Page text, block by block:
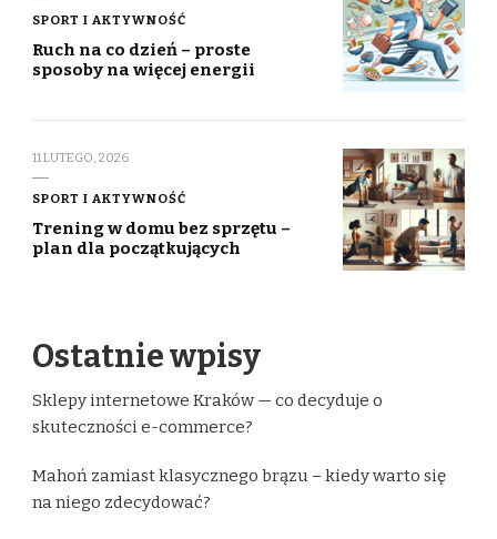
SPORT I AKTYWNOŚĆ
Ruch na co dzień – proste
sposoby na więcej energii
11 LUTEGO, 2026
SPORT I AKTYWNOŚĆ
Trening w domu bez sprzętu –
plan dla początkujących
Ostatnie wpisy
Sklepy internetowe Kraków — co decyduje o
skuteczności e-commerce?
Mahoń zamiast klasycznego brązu – kiedy warto się
na niego zdecydować?